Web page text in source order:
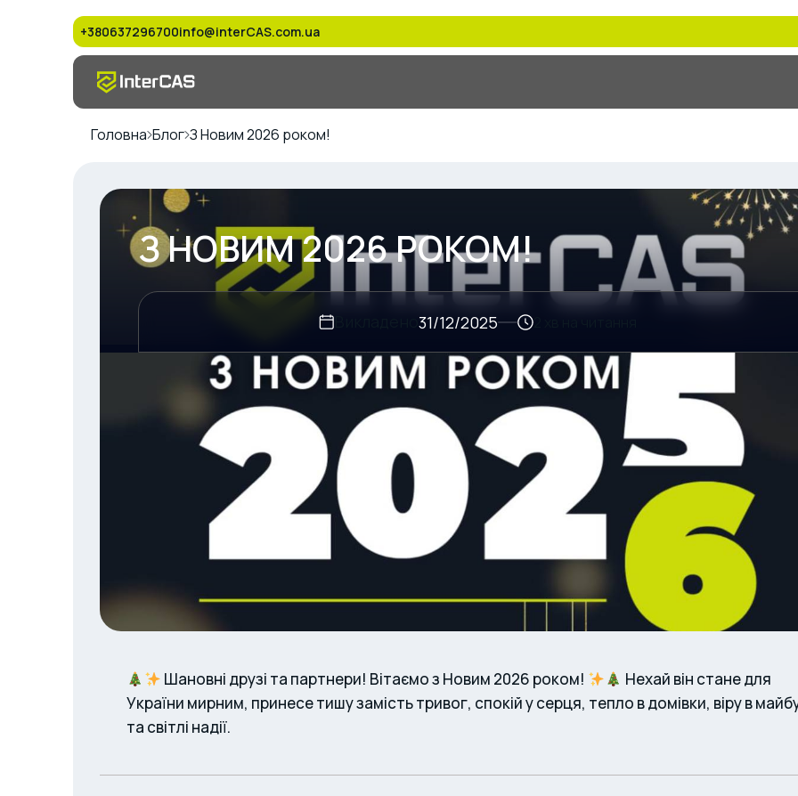
+380637296700info@interCAS.com.ua
Головна Блог З Новим 2026 роком!
З НОВИМ 2026 РОКОМ!
Викладено 31/12/2025
Шановні друзі та партнери! Вітаємо з Новим 2026 роком!
Нехай він стане для
України мирним, принесе тишу замість тривог, спокій у серця, тепло в домівки, віру в
та світлі надії.